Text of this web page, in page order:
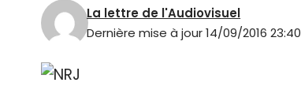
Dernière mise à jour 14/09/2016 23:40
La lettre de l'Audiovisuel